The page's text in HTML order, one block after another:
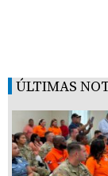
ÚLTIMAS